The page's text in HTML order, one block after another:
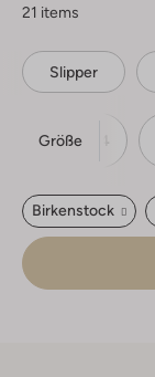
21 items
Slipper
Größe
33 34
Birkenstock